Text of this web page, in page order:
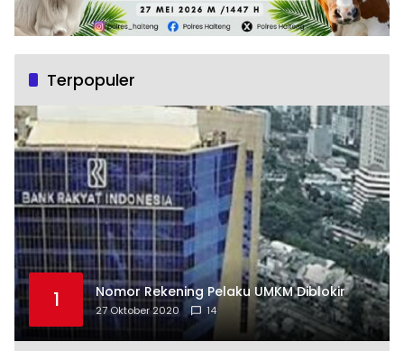
Terpopuler
1 Nomor Rekening Pelaku UMKM Diblokir
27 Oktober 2020 14